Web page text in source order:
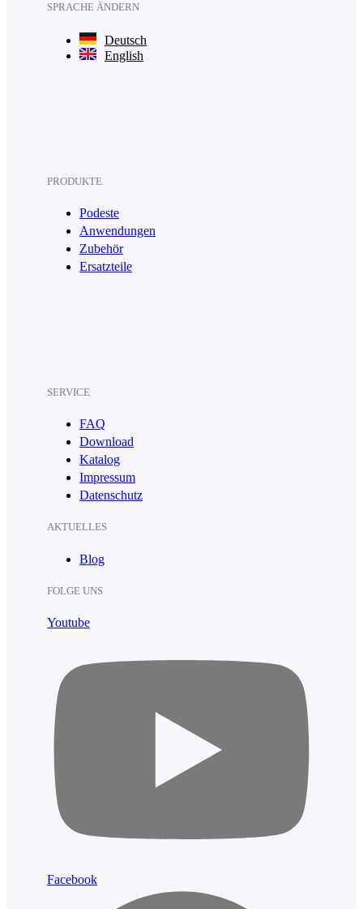
SPRACHE ÄNDERN
Deutsch
English
PRODUKTE
Podeste
Anwendungen
Zubehör
Ersatzteile
SERVICE
FAQ
Download
Katalog
Impressum
Datenschutz
AKTUELLES
Blog
FOLGE UNS
Youtube
Facebook